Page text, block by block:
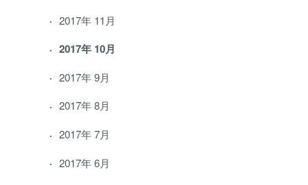
2017年 11月
2017年 10月
2017年 9月
2017年 8月
2017年 7月
2017年 6月